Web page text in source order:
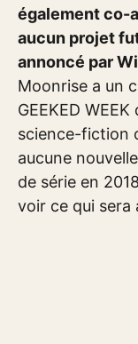
également co-
aucun projet
annoncé par
Moonrise a un
GEEKED
science-fiction
aucune
de série en
voir ce qui sera